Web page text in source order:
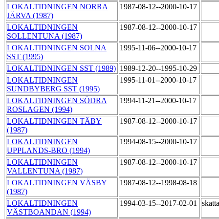
LOKALTIDNINGEN NORRA
JÄRVA (1987)
1987-08-12--2000-10-17
LOKALTIDNINGEN
SOLLENTUNA (1987)
1987-08-12--2000-10-17
LOKALTIDNINGEN SOLNA
SST (1995)
1995-11-06--2000-10-17
LOKALTIDNINGEN SST (1989) 1989-12-20--1995-10-29
LOKALTIDNINGEN
SUNDBYBERG SST (1995)
1995-11-01--2000-10-17
LOKALTIDNINGEN SÖDRA
ROSLAGEN (1994)
1994-11-21--2000-10-17
LOKALTIDNINGEN TÄBY
(1987)
1987-08-12--2000-10-17
LOKALTIDNINGEN
UPPLANDS-BRO (1994)
1994-08-15--2000-10-17
LOKALTIDNINGEN
VALLENTUNA (1987)
1987-08-12--2000-10-17
LOKALTIDNINGEN VÄSBY
(1987)
1987-08-12--1998-08-18
LOKALTIDNINGEN
VÄSTBOANDAN (1994)
1994-03-15--2017-02-01